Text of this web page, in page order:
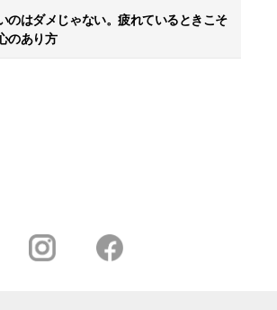
のはダメじゃない。疲れているときこそ
のあり方